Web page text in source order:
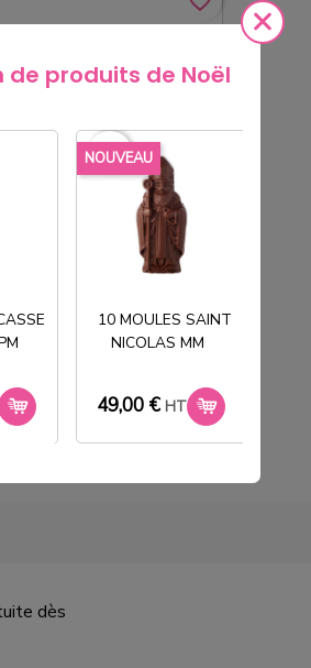
de produits de Noël
NOUVEAU
10 MOULES SAINT
NICOLAS MM
49,00 € HT
favorite_border
ENTREMETS SAPIN +
INSERT SAPIN
dès